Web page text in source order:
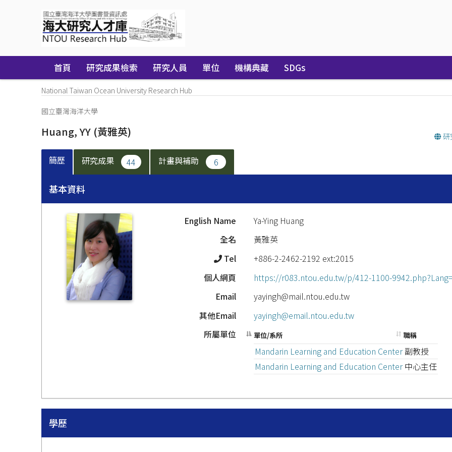
首頁 研究成果檢索 研究人員 單位 機構典藏 SDGs
National Taiwan Ocean University Research Hub
國立臺灣海洋大學
Huang, YY (黃雅英) 研
簡歷 研究成果 44 計畫與補助 6
基本資料
English Name
Ya-Ying Huang
全名
黃雅英
Tel
+886-2-2462-2192 ext:2015
個人網頁
https://r083.ntou.edu.tw/p/412-1100-
Email
yayingh@mail.ntou.edu.tw
其他Email
yayingh@email.ntou.edu.tw
所屬單位
單位/系所 職稱
Mandarin Learning and Education Center 副教授
Mandarin Learning and Education Center 中心主任
學歷